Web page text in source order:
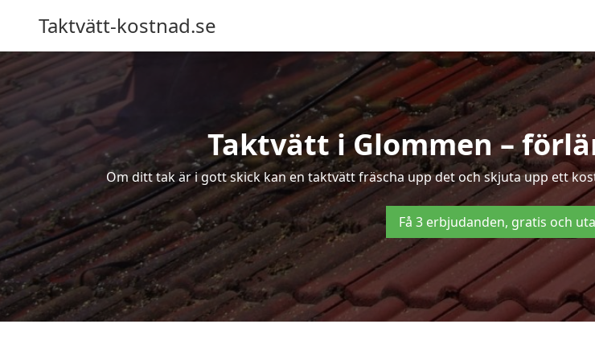
Taktvätt-kostnad.se
Taktvätt i Glommen –
Om ditt tak är i gott skick kan en taktvätt fräscha upp det och skjuta upp ett
Få 3 erbjudanden, gratis och